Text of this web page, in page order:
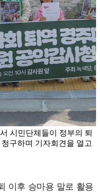
시민단체들이 정부의 퇴
구하며 기자회견을 열고
이후 승마용 말로 활용